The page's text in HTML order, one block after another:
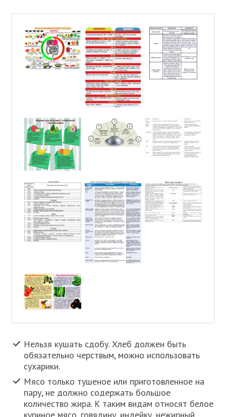
Нельзя кушать сдобу. Хлеб должен быть
обязательно черствым, можно использовать
сухарики.
Мясо только тушеное или приготовленное на
пару, не должно содержать большое
количество жира. К таким видам относят белое